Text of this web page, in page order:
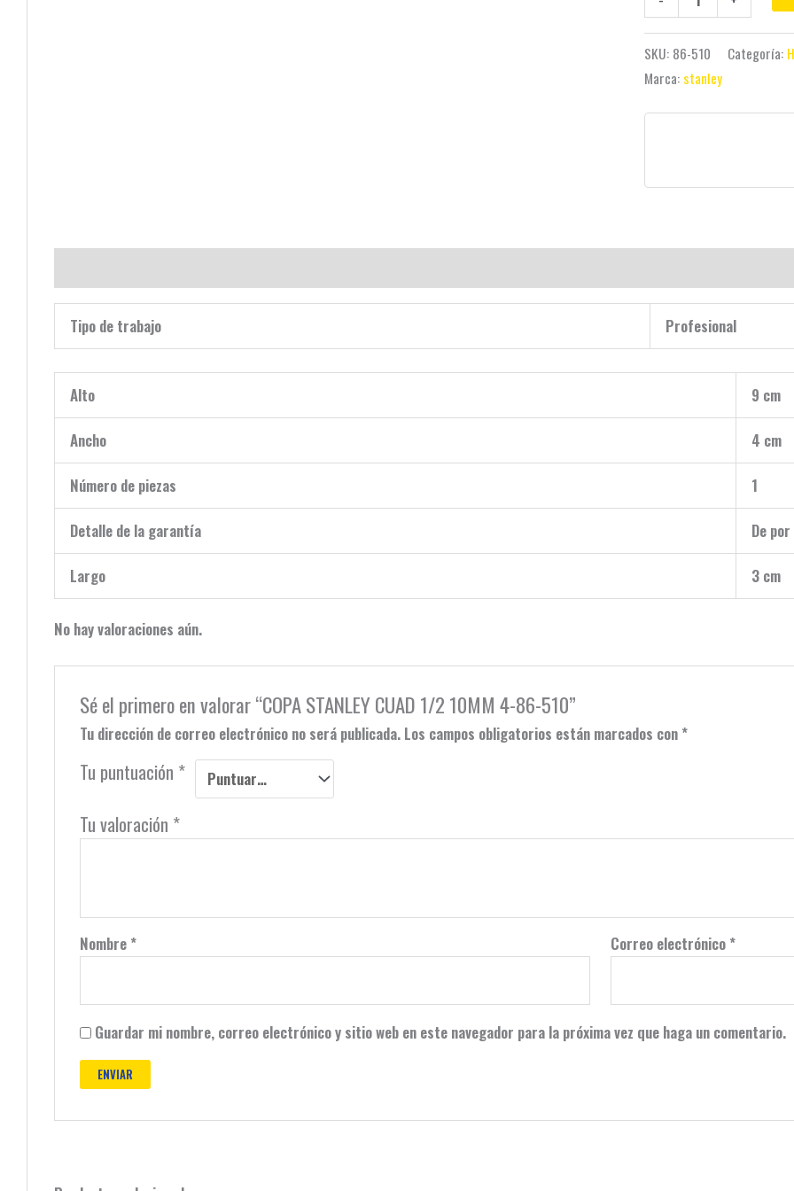
SKU: 86-510 Categoría:
Marca: stanley
Tipo de trabajo Profesional
Alto 9 cm
Ancho 4 cm
Número de piezas 1
Detalle de la garantía De
Largo 3 cm
No hay valoraciones aún.
Sé el primero en valorar “COPA STANLEY CUAD 1/2 10MM 4-86-510”
Tu dirección de correo electrónico no será publicada. Los campos obligatorios están marcados con *
Tu puntuación *
Tu valoración *
Nombre * Correo electrónico *
Guardar mi nombre, correo electrónico y sitio web en este navegador para la próxima vez que haga un comentario.